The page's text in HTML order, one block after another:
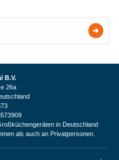
B.V.
26a
in Deutschland
als auch an Privatpersonen.